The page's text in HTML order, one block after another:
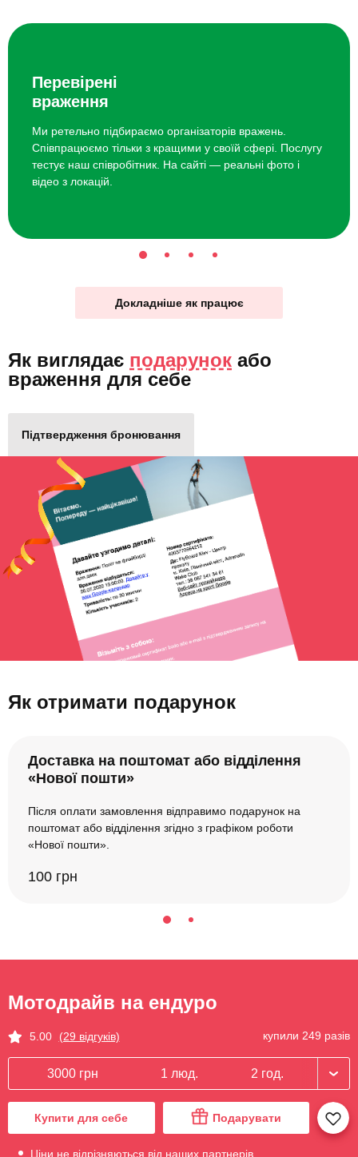
Перевірені
враження
Ми ретельно підбираємо організаторів вражень.
Співпрацюємо тільки з кращими у своїй сфері. Послугу
тестує наш співробітник. На сайті — реальні фото і
відео з локацій.
Докладніше як працює
Як виглядає подарунок або
враження для себе
Підтвердження бронювання
Як отримати подарунок
Доставка на поштомат або відділення
«Нової пошти»
Після оплати замовлення відправимо подарунок на
поштомат або відділення згідно з графіком роботи
«Нової пошти».
100 грн
Мотодрайв на ендуро
5.00 (29 відгуків) купили 249 разів
3000 грн 1 люд. 2 год.
Купити для себе Подарувати
Ціни не відрізняються від наших партнерів